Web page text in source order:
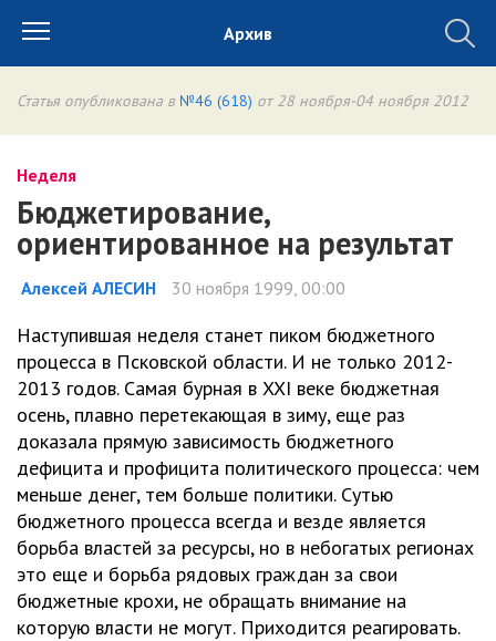
Архив
Статья опубликована в №46 (618) от 28 ноября-04 ноября 2012
Неделя
Бюджетирование,
ориентированное на результат
Алексей АЛЕСИН 30 ноября 1999, 00:00
Наступившая неделя станет пиком бюджетного
процесса в Псковской области. И не только 2012-
2013 годов. Самая бурная в XXI веке бюджетная
осень, плавно перетекающая в зиму, еще раз
доказала прямую зависимость бюджетного
дефицита и профицита политического процесса: чем
меньше денег, тем больше политики. Сутью
бюджетного процесса всегда и везде является
борьба властей за ресурсы, но в небогатых регионах
это еще и борьба рядовых граждан за свои
бюджетные крохи, не обращать внимание на
которую власти не могут. Приходится реагировать.